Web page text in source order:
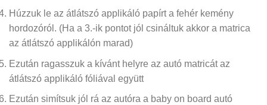
Húzzuk le az átlátszó applikáló papírt a fehér kemény
hordozóról. (Ha a 3.-ik pontot jól csináltuk akkor a matrica
az átlátszó applikálón marad)
Ezután ragasszuk a kívánt helyre az autó matricát az
átlátszó applikáló fóliával együtt
Ezután simítsuk jól rá az autóra a baby on board autó